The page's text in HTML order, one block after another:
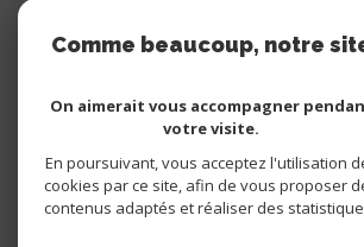
Comme beaucoup, notre
On aimerait vous accompagner
votre visite.
En poursuivant, vous acceptez l'utilisation
cookies par ce site, afin de vous proposer
contenus adaptés et réaliser des